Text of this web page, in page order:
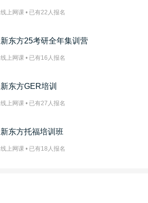
线上网课 • 已有22 人报名
新东方25考研全年集训营
线上网课 • 已有16 人报名
新东方GER培训
线上网课 • 已有27 人报名
新东方托福培训班
线上网课 • 已有18 人报名